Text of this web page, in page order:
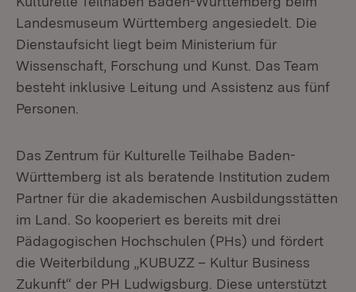
Landesmuseum Württemberg angesiedelt. Die
Dienstaufsicht liegt beim Ministerium für
Wissenschaft, Forschung und Kunst. Das Team
besteht inklusive Leitung und Assistenz aus fünf
Personen.
Das Zentrum für Kulturelle Teilhabe Baden-
Württemberg ist als beratende Institution zudem
Partner für die akademischen Ausbildungsstätten
im Land. So kooperiert es bereits mit drei
Pädagogischen Hochschulen (PHs) und fördert
die Weiterbildung „KUBUZZ – Kultur Business
Zukunft“ der PH Ludwigsburg. Diese unterstützt